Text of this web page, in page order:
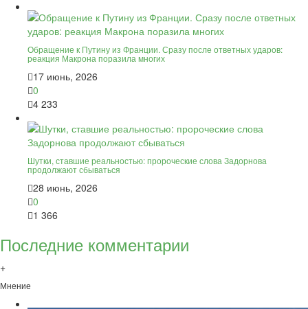
Обращение к Путину из Франции. Сразу после ответных ударов:
реакция Макрона поразила многих
17 июнь, 2026
0
4 233
Шутки, ставшие реальностью: пророческие слова Задорнова
продолжают сбываться
28 июнь, 2026
0
1 366
Последние комментарии
+
Мнение